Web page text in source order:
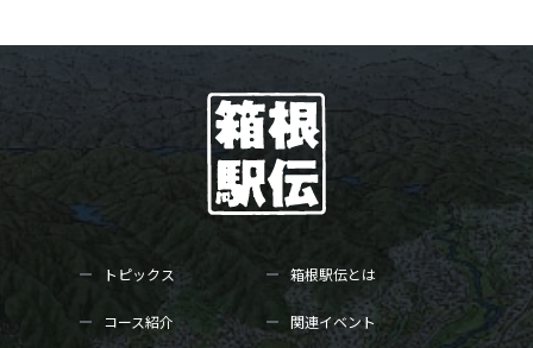
トピックス 箱根駅伝とは
コース紹介 関連イベント